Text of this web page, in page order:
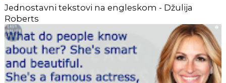
Jednostavni tekstovi na engleskom - Džulija
Roberts